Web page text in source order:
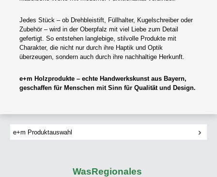
Jedes Stück – ob Drehbleistift, Füllhalter, Kugelschreiber oder
Zubehör – wird in der Oberpfalz mit viel Liebe zum Detail
gefertigt. So entstehen langlebige, stilvolle Produkte mit
Charakter, die nicht nur durch ihre Haptik und Optik
überzeugen, sondern auch durch ihre nachhaltige Herkunft.
e+m Holzprodukte – echte Handwerkskunst aus Bayern,
geschaffen für Menschen mit Sinn für Qualität und Design.
e+m Produktauswahl
WasRegionales